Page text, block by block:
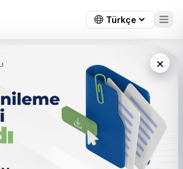
×
Tarihli Akademik